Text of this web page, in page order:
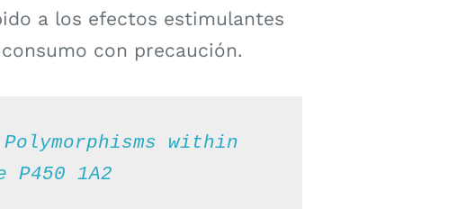
a los efectos estimulantes
con precaución.
within
P450 1A2